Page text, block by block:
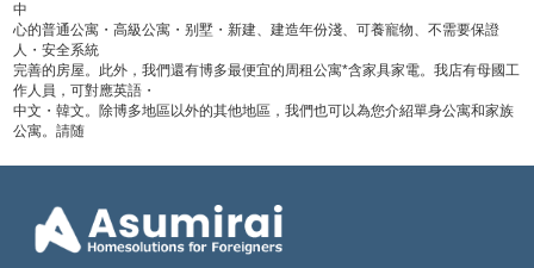
中
心的普通公寓・高級公寓・别墅・新建、建造年份淺、可養寵物、不需要保證
人・安全系統
完善的房屋。此外，我們還有博多最便宜的周租公寓*含家具家電。我店有母國工
作人員，可對應英語・
中文・韓文。除博多地區以外的其他地區，我們也可以為您介紹單身公寓和家族
公寓。請随